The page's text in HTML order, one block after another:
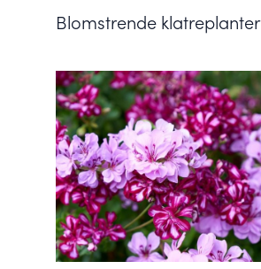
Blomstrende klatreplanter